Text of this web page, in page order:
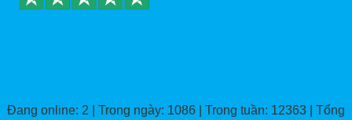
Đang online: 2 | Trong ngày: 1086 | Trong tuần: 12363 | Tổng